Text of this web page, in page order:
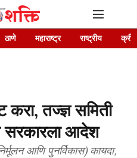
ठाणे महाराष्ट्र राष्ट्रीय
तज्ज्ञ समिती
सरकारला आदेश
आणि पुनर्विकास) कायदा,